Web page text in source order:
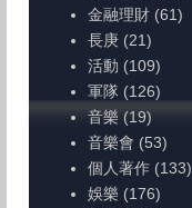
金融理財 (61)
長庚 (21)
活動 (109)
軍隊 (126)
音樂 (19)
音樂會 (53)
個人著作 (133)
娛樂 (176)